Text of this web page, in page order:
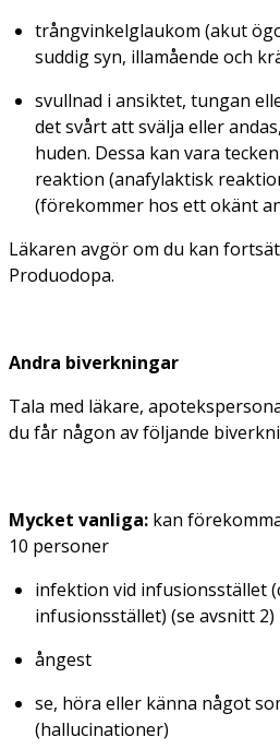
trångvinkelglaukom (akut
suddig syn, illamående och
svullnad i ansiktet, tungan
det svårt att svälja eller
huden. Dessa kan vara
reaktion (anafylaktisk
(förekommer hos ett okänt
Läkaren avgör om du kan
Produodopa.
Andra biverkningar
Tala med läkare,
du får någon av följande
Mycket vanliga: kan
10 personer
infektion vid infusionsstället
infusionsstället) (se avsnitt 2)
ångest
se, höra eller känna något
(hallucinationer)